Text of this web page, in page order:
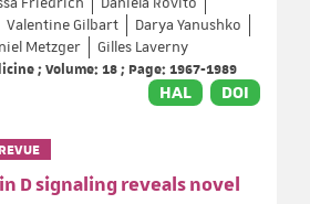
Valentine Gilbart
Darya Yanushko
Metzger
Gilles Laverny
; Volume: 18 ; Page: 1967-1989
HAL DOI
D signaling reveals novel